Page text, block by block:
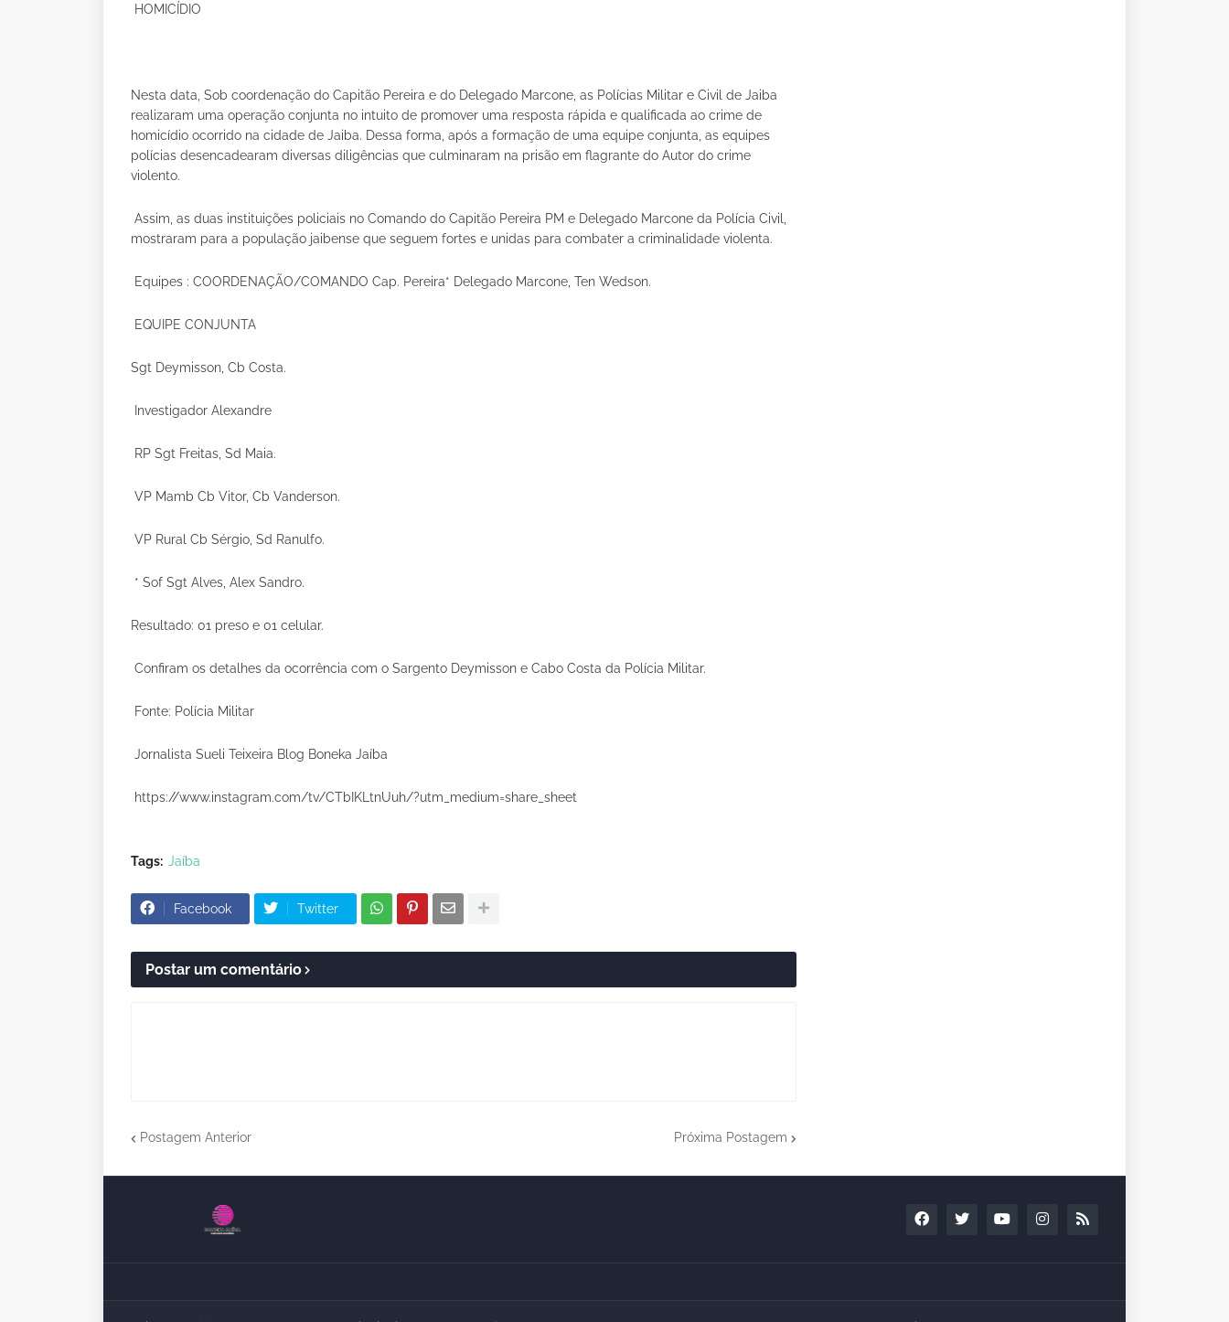
HOMICÍDIO
Nesta data, Sob coordenação do Capitão Pereira e do Delegado Marcone, as Polícias Militar e Civil de Jaiba
realizaram uma operação conjunta no intuito de promover uma resposta rápida e qualificada ao crime de
homicídio ocorrido na cidade de Jaiba. Dessa forma, após a formação de uma equipe conjunta, as equipes
polícias desencadearam diversas diligências que culminaram na prisão em flagrante do Autor do crime
violento.
Assim, as duas instituições policiais no Comando do Capitão Pereira PM e Delegado Marcone da Polícia Civil,
mostraram para a população jaibense que seguem fortes e unidas para combater a criminalidade violenta.
Equipes : COORDENAÇÃO/COMANDO Cap. Pereira* Delegado Marcone, Ten Wedson.
EQUIPE CONJUNTA
Sgt Deymisson, Cb Costa.
Investigador Alexandre
RP Sgt Freitas, Sd Maia.
VP Mamb Cb Vitor, Cb Vanderson.
VP Rural Cb Sérgio, Sd Ranulfo.
* Sof Sgt Alves, Alex Sandro.
Resultado: 01 preso e 01 celular.
Confiram os detalhes da ocorrência com o Sargento Deymisson e Cabo Costa da Polícia Militar.
Fonte: Polícia Militar
Jornalista Sueli Teixeira Blog Boneka Jaíba
https://www.instagram.com/tv/CTbIKLtnUuh/?utm_medium=share_sheet
Tags: Jaíba
Facebook Twitter
Postar um comentário
Postagem Anterior Próxima Postagem